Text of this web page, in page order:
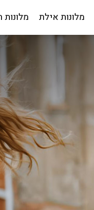
מלונות אילת